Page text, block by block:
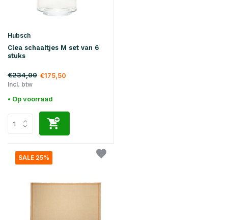
Hubsch
Clea schaaltjes M set van 6
stuks
€234,00 €175,50
Incl. btw
• Op voorraad
SALE 25%